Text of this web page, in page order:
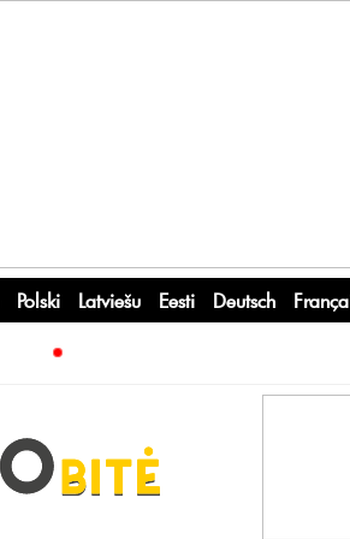
Polski Latviešu Eesti Deutsch